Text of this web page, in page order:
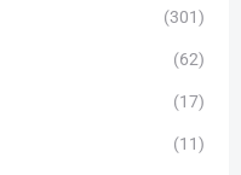
(301)
(62)
(17)
(11)